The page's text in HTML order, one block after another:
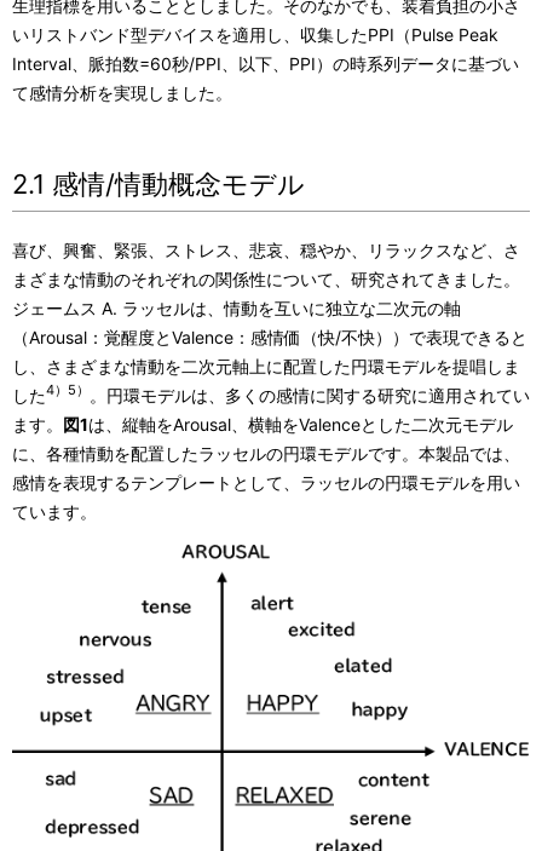
生理指標を用いることとしました。そのなかでも、装着負担の小さ
いリストバンド型デバイスを適用し、収集したPPI（Pulse Peak
Interval、脈拍数=60秒/PPI、以下、PPI）の時系列データに基づい
て感情分析を実現しました。
2.1 感情/情動概念モデル
喜び、興奮、緊張、ストレス、悲哀、穏やか、リラックスなど、さ
まざまな情動のそれぞれの関係性について、研究されてきました。
ジェームス A. ラッセルは、情動を互いに独立な二次元の軸
（Arousal：覚醒度とValence：感情価（快/不快））で表現できると
し、さまざまな情動を二次元軸上に配置した円環モデルを提唱しま
した4）5）
。円環モデルは、多くの感情に関する研究に適用されてい
ます。 図1は、縦軸をArousal、横軸をValenceとした二次元モデル
に、各種情動を配置したラッセルの円環モデルです。本製品では、
感情を表現するテンプレートとして、ラッセルの円環モデルを用い
ています。